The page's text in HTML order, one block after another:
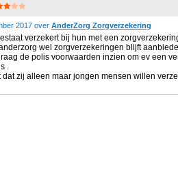
2017 over AnderZorg Zorgverzekering
verzekert bij hun met een
wel zorgverzekeringen blijft
de polis voorwaarden inzien om ev een
.
zij alleen maar jongen mensen willen